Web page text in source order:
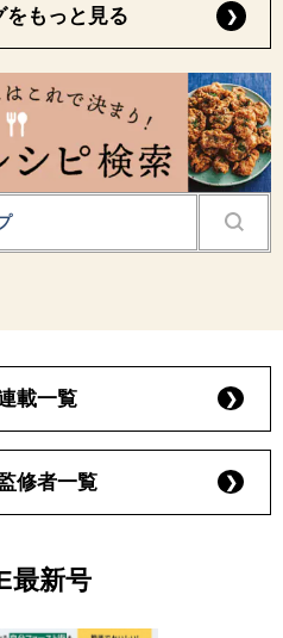
をもっと見る
載一覧
修者一覧
最新号